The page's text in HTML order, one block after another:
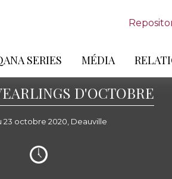
SERIES MÉDIA
D'OCTOBRE
23 octobre 2020, Deauville